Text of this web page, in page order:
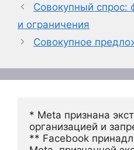
Совокупный спрос:
и ограничения
Совокупное
* Meta признана
организацией и
** Facebook